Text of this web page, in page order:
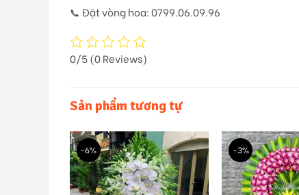
📞 Đặt vòng hoa: 0799.06.09.96
0/5(0 Reviews)
Sản phẩm tương tự
-6% -3%